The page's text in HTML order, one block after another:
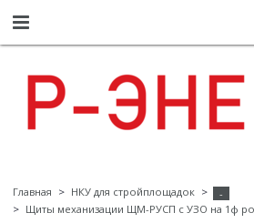
Главная НКУ для стройплощадок
-
Щиты механизации ЩМ-РУСП с УЗО на 1ф